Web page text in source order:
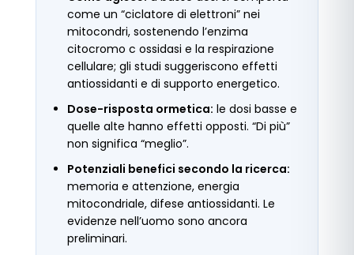
come un “ciclatore di elettroni” nei
mitocondri, sostenendo l’enzima
citocromo c ossidasi e la respirazione
cellulare; gli studi suggeriscono effetti
antiossidanti e di supporto energetico.
Dose-risposta ormetica: le dosi basse e
quelle alte hanno effetti opposti. “Di più”
non significa “meglio”.
Potenziali benefici secondo la ricerca:
memoria e attenzione, energia
mitocondriale, difese antiossidanti. Le
evidenze nell’uomo sono ancora
preliminari.